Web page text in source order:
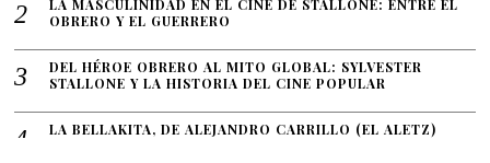
LA MASCULINIDAD EN EL CINE DE STALLONE: ENTRE EL
OBRERO Y EL GUERRERO
DEL HÉROE OBRERO AL MITO GLOBAL: SYLVESTER
STALLONE Y LA HISTORIA DEL CINE POPULAR
LA BELLAKITA, DE ALEJANDRO CARRILLO (EL ALETZ)